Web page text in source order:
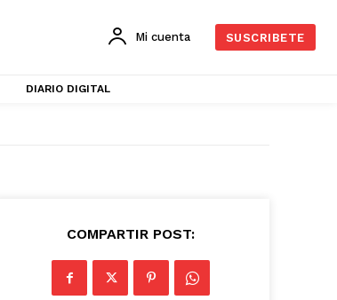
Mi cuenta SUSCRIBETE
DIARIO DIGITAL
COMPARTIR POST: